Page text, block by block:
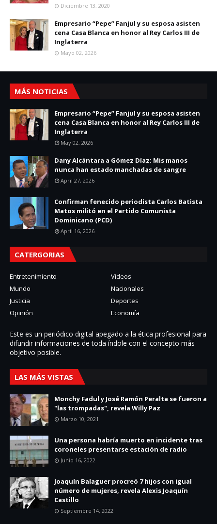
Diciembre 13, 2020
Empresario “Pepe” Fanjul y su esposa asisten
cena Casa Blanca en honor al Rey Carlos III de
Inglaterra
Mayo 02, 2026
MÁS NOTICIAS
Empresario “Pepe” Fanjul y su esposa asisten
cena Casa Blanca en honor al Rey Carlos III de
Inglaterra
May 02, 2026
Dany Alcántara a Gómez Díaz: Mis manos
nunca han estado manchadas de sangre
April 27, 2026
Confirman fenecido periodista Carlos Batista
Matos militó en el Partido Comunista
Dominicano (PCD)
April 16, 2026
CATERGORIAS
Entretenimiento
Videos
Mundo
Nacionales
Justicia
Deportes
Opinión
Economía
Este es un periódico digital apegado a la ética profesional para
difundir informaciones de toda í­ndole con el concepto más
objetivo posible.
LAS MÁS VISTAS
Monchy Fadul y José Ramón Peralta se fueron a
"las trompadas", revela Willy Paz
Marzo 10, 2021
Una persona habría muerto en incidente tras
coroneles presentarse estación de radio
Junio 16, 2022
Joaquín Balaguer procreó 7 hijos con igual
número de mujeres, revela Alexis Joaquín
Castillo
Septiembre 14, 2022